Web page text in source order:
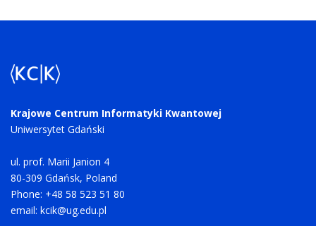
Krajowe Centrum Informatyki Kwantowej
Uniwersytet Gdański
ul. prof. Marii Janion 4
80-309 Gdańsk, Poland
Phone: +48 58 523 51 80
email: kcik@ug.edu.pl